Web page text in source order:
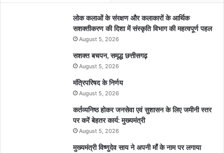
लोक कलाओं के संरक्षण और कलाकारों के आर्थिक
सशक्तीकरण की दिशा में संस्कृति विभाग की महत्वपूर्ण पहल
August 5, 2026
सशक्त बचपन, समृद्ध छत्तीसगढ़
August 5, 2026
मंत्रिपरिषद के निर्णय
August 5, 2026
कर्तव्यनिष्ठ होकर जनसेवा एवं सुशासन के लिए जमीनी स्तर
पर करें बेहतर कार्य: मुख्यमंत्री
August 5, 2026
मुख्यमंत्री विष्णुदेव साय ने अपनी माँ के नाम पर लगाया